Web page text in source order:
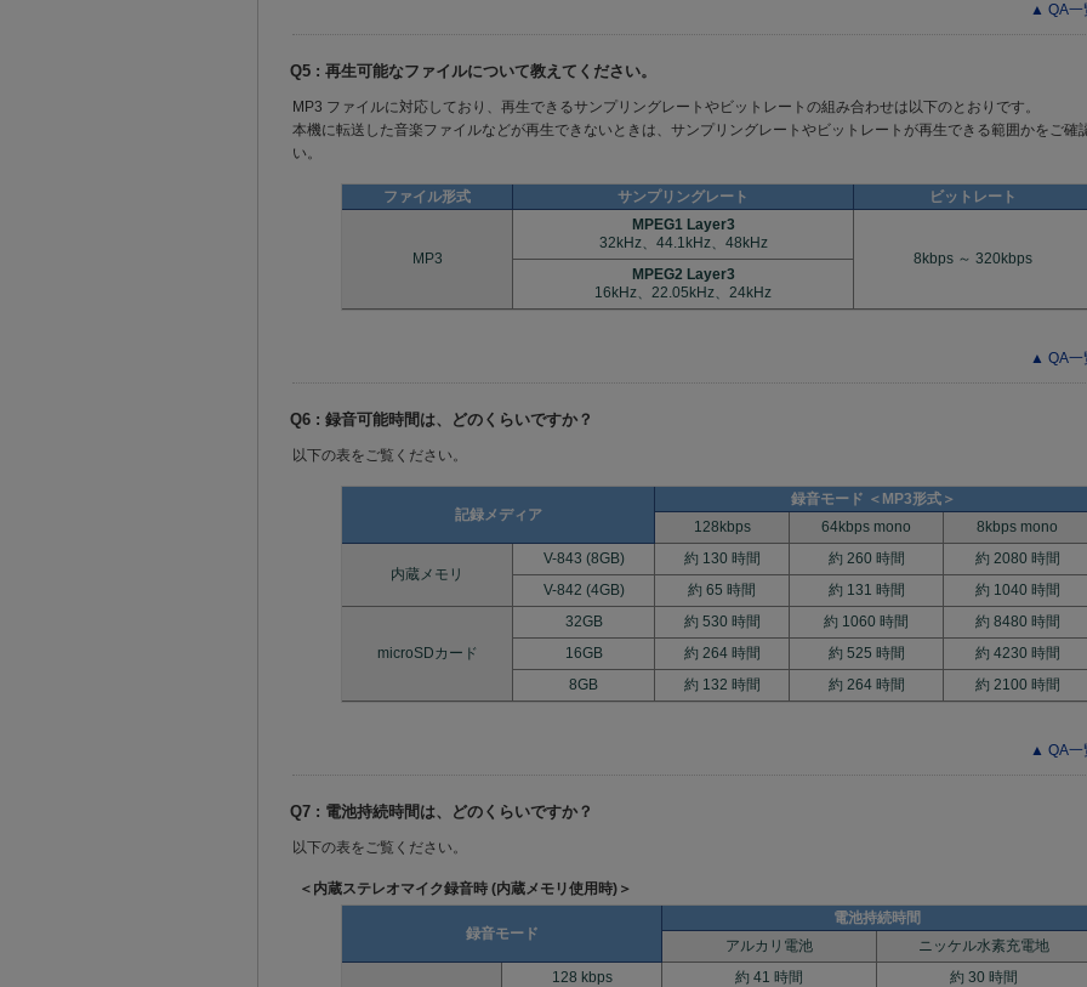
▲ QA一
Q5 : 再生可能なファイルについて教えてください。
MP3 ファイルに対応しており、再生できるサンプリングレートやビットレートの組み合わせは以下のとおりです。
本機に転送した音楽ファイルなどが再生できないときは、サンプリングレートやビットレートが再生できる範囲かをご確
い。
ファイル形式 サンプリングレート ビットレート
MP3
MPEG1 Layer3
32kHz、44.1kHz、48kHz
8kbps ～ 320kbps
MPEG2 Layer3
16kHz、22.05kHz、24kHz
▲ QA一
Q6 : 録音可能時間は、どのくらいですか？
以下の表をご覧ください。
記録メディア
録音モード ＜MP3形式＞
128kbps
64kbps mono 8kbps mono
内蔵メモリ
V-843 (8GB) 約 130 時間 約 260 時間
約 2080 時間
V-842 (4GB)
約 65 時間 約 131 時間 約 1040 時間
microSDカード
32GB 約 530 時間 約 1060 時間
約 8480 時間
16GB
約 264 時間 約 525 時間
約 4230 時間
8GB
約 132 時間 約 264 時間 約 2100 時間
▲ QA一
Q7 : 電池持続時間は、どのくらいですか？
以下の表をご覧ください。
＜内蔵ステレオマイク録音時 (内蔵メモリ使用時)＞
録音モード
電池持続時間
アルカリ電池
ニッケル水素充電地
128 kbps 約 41 時間
約 30 時間